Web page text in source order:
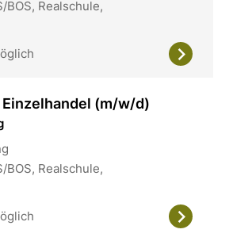
BOS, Realschule,
Einzelhandel (m/w/d)
BOS, Realschule,